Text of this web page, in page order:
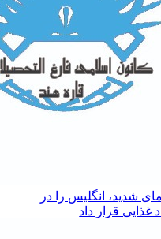
شدید، انگلیس را در
غذایی قرار داد